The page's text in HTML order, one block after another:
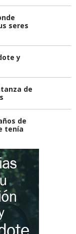
seres
y
de
de
tenía